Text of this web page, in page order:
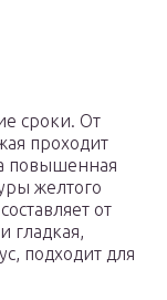
сроки. От
проходит
повышенная
желтого
от
гладкая,
подходит для